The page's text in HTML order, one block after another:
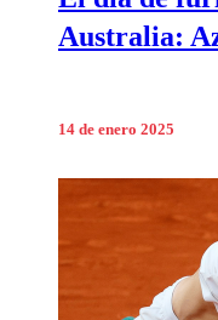
Australia:
14 de enero 2025